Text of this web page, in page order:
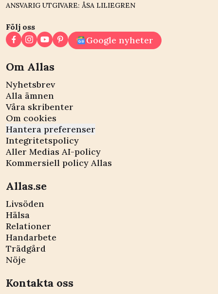
ANSVARIG UTGIVARE: ÅSA LILIEGREN
Följ oss
Google nyheter
Om Allas
Nyhetsbrev
Alla ämnen
Våra skribenter
Om cookies
Hantera preferenser
Integritetspolicy
Aller Medias AI-policy
Kommersiell policy Allas
Allas.se
Livsöden
Hälsa
Relationer
Handarbete
Trädgård
Nöje
Kontakta oss